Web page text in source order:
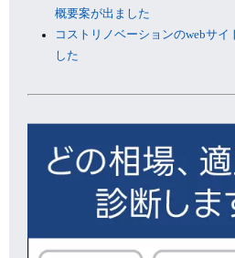
概要案が出ました
コストリノベーションのwebサイ
した